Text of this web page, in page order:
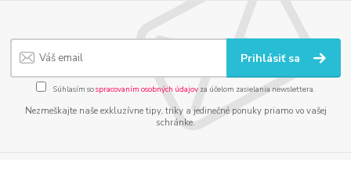
Prihlásiť sa
Súhlasím sospracovaním osobných údajov za účelom zasielania newslettera.
Nezmeškajte naše exkluzívne tipy, triky a jedinečné ponuky priamo vo vašej
schránke.